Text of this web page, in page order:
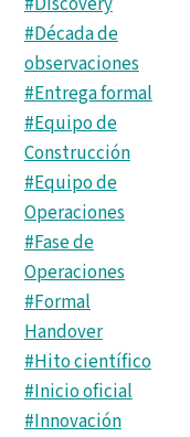
#Década de
observaciones
#Entrega formal
#Equipo de
Construcción
#Equipo de
Operaciones
#Fase de
Operaciones
#Formal
Handover
#Hito científico
#Inicio oficial
#Innovación